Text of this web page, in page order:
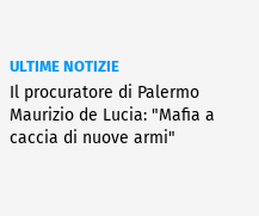
ULTIME NOTIZIE
Il procuratore di Palermo
Maurizio de Lucia: "Mafia a
caccia di nuove armi"